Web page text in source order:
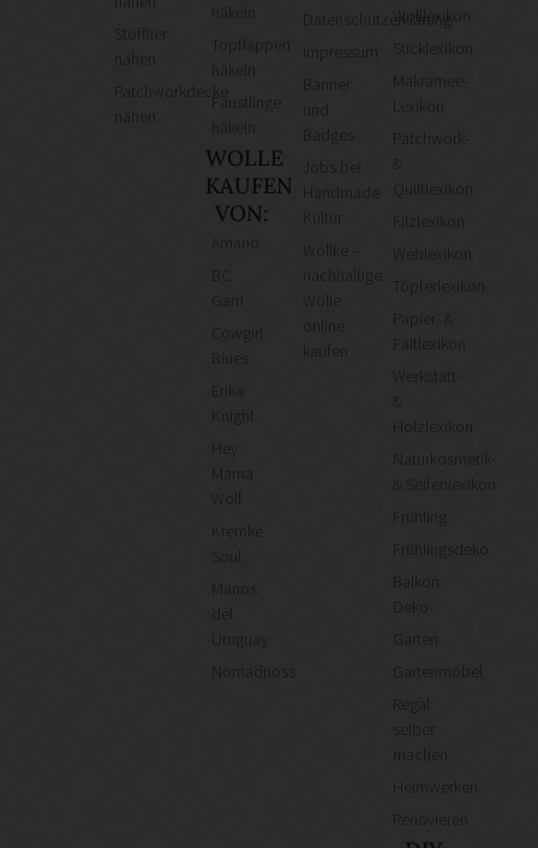
Stofftier
Patchworkdecke
häkeln
Topflappen
häkeln
Fäustlinge
WOLLE
KAUFEN
VON:
Cowgirl
Knight
Mama
Kremke
Manos
Uruguay
Nomadnoss
Datenschutzerklärung
Kultur
Wollke –
nachhaltige
kaufen
Wolllexikon
Sticklexikon
Makramee-
Lexikon
Patchwork-
&
Quiltlexikon
Weblexikon
Töpferlexikon
Papier- &
Faltlexikon
Werkstatt-
&
Holzlexikon
Naturkosmetik-
& Seifenlexikon
Frühling
Frühlingsdeko
Balkon
Deko
Garten
Gartenmöbel
Regal
Heimwerken